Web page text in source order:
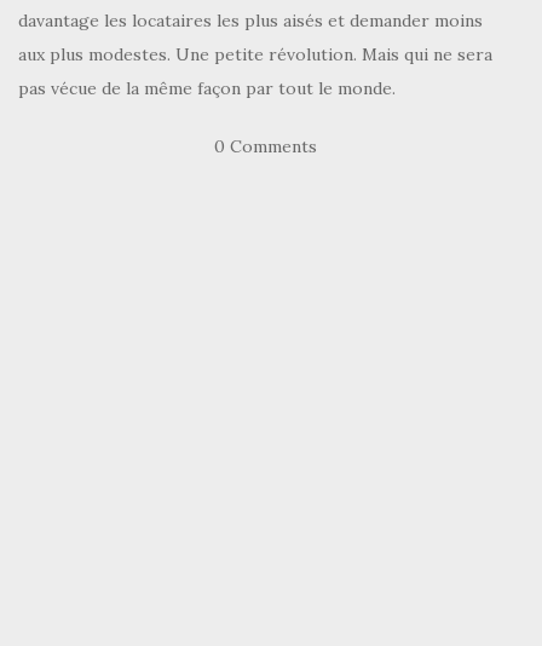
davantage les locataires les plus aisés et demander moins
aux plus modestes. Une petite révolution. Mais qui ne sera
pas vécue de la même façon par tout le monde.
0 Comments